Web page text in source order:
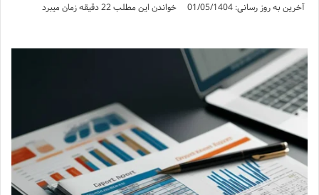
آخرین به روز رسانی: 01/05/1404 خواندن این مطلب 22 دقیقه زمان میبرد